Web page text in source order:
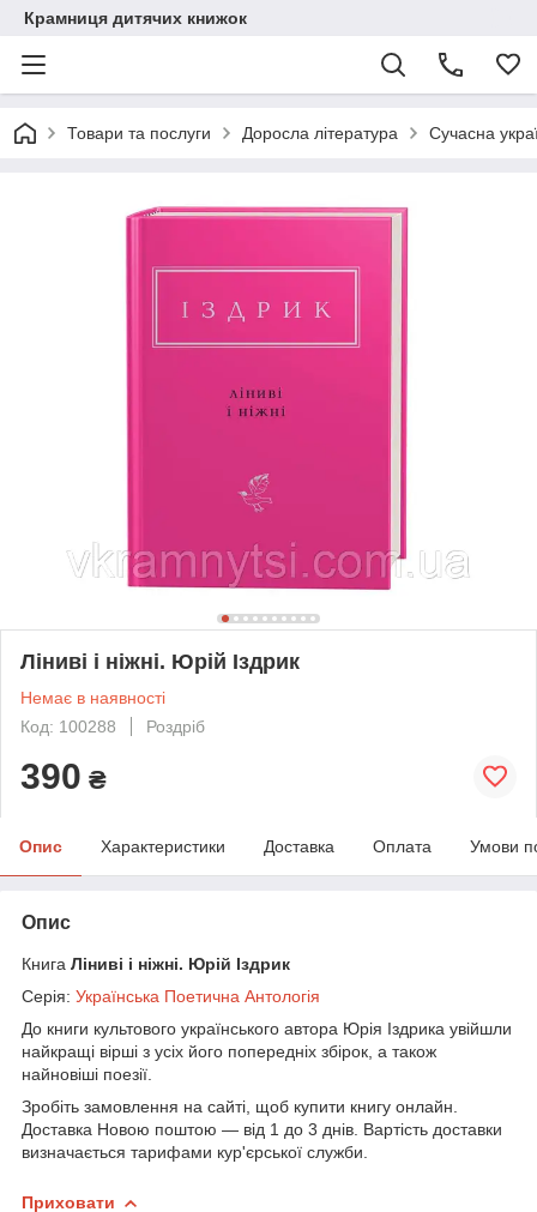
Крамниця дитячих книжок
Товари та послуги Доросла література Сучасна
Ліниві і ніжні. Юрій Іздрик
Немає в наявності
Код: 100288
Роздріб
390 ₴
Опис Характеристики Доставка Оплата Умови
Опис
Книга Ліниві і ніжні. Юрій Іздрик
Серія: Українська Поетична Антологія
До книги культового українського автора Юрія Іздрика увійшли
найкращі вірші з усіх його попередніх збірок, а також
найновіші поезії.
Зробіть замовлення на сайті, щоб купити книгу онлайн.
Доставка Новою поштою — від 1 до 3 днів. Вартість доставки
визначається тарифами кур'єрської служби.
Приховати